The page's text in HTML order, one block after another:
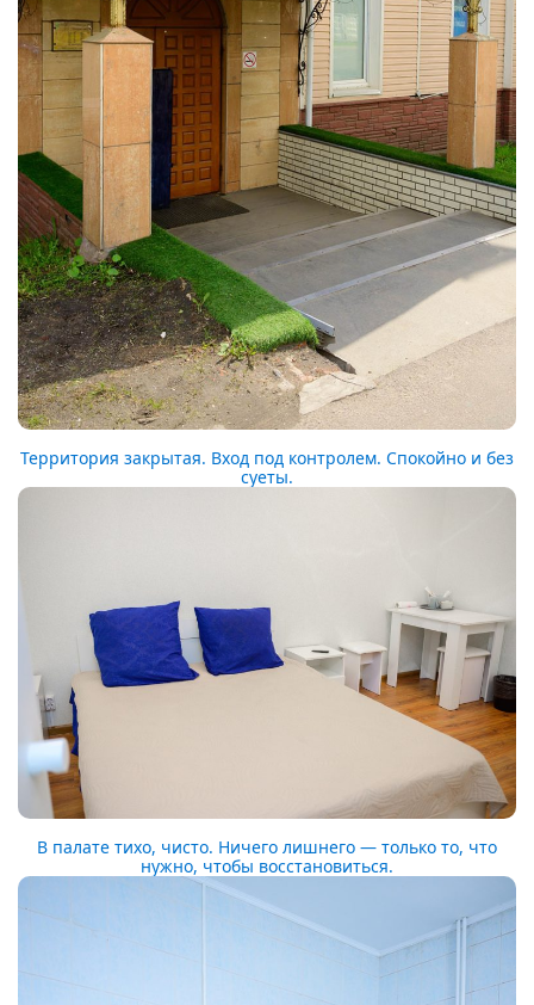
Территория закрытая. Вход под контролем. Спокойно и без
суеты.
В палате тихо, чисто. Ничего лишнего — только то, что
нужно, чтобы восстановиться.